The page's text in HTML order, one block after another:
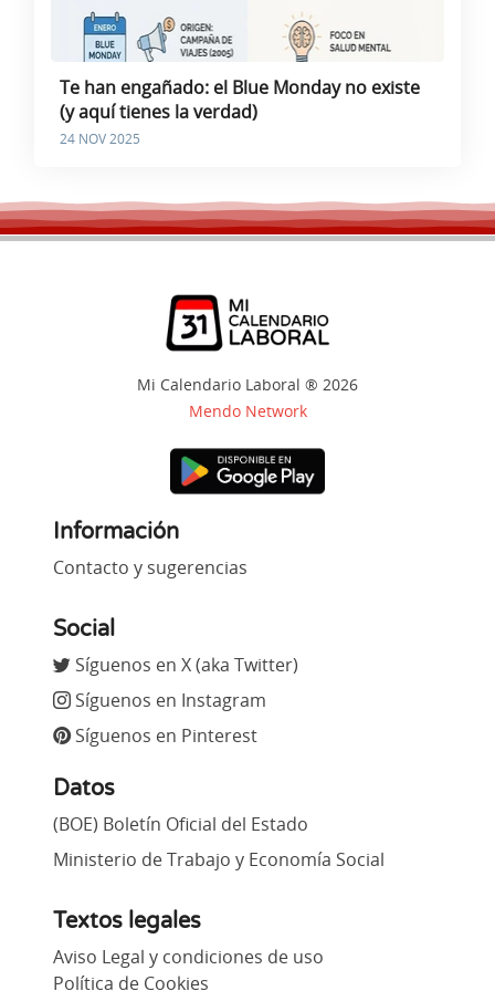
Te han engañado: el Blue Monday no existe
(y aquí tienes la verdad)
24 NOV 2025
Mi Calendario Laboral ® 2026
Mendo Network
Información
Contacto y sugerencias
Social
Síguenos en X (aka Twitter)
Síguenos en Instagram
Síguenos en Pinterest
Datos
(BOE) Boletín Oficial del Estado
Ministerio de Trabajo y Economía Social
Textos legales
Aviso Legal y condiciones de uso
Política de Cookies